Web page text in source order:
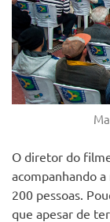
O diretor do
acompanhando
200 pessoas.
que apesar de